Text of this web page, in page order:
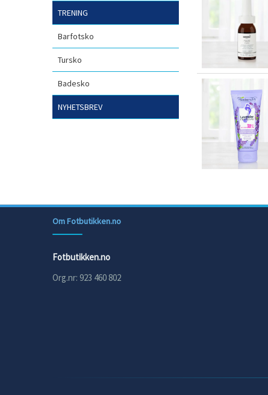
TRENING
Barfotsko
Tursko
Badesko
NYHETSBREV
Om Fotbutikken.no
Fotbutikken.no
Org.nr: 923 460 802